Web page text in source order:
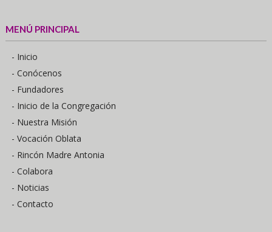
MENÚ PRINCIPAL
- Inicio
- Conócenos
- Fundadores
- Inicio de la Congregación
- Nuestra Misión
- Vocación Oblata
- Rincón Madre Antonia
- Colabora
- Noticias
- Contacto